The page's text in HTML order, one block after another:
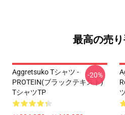
最高の売
Aggretsuko Tシャツ -
PROTEIN(ブラックテキスト)
TシャツTP
-20%